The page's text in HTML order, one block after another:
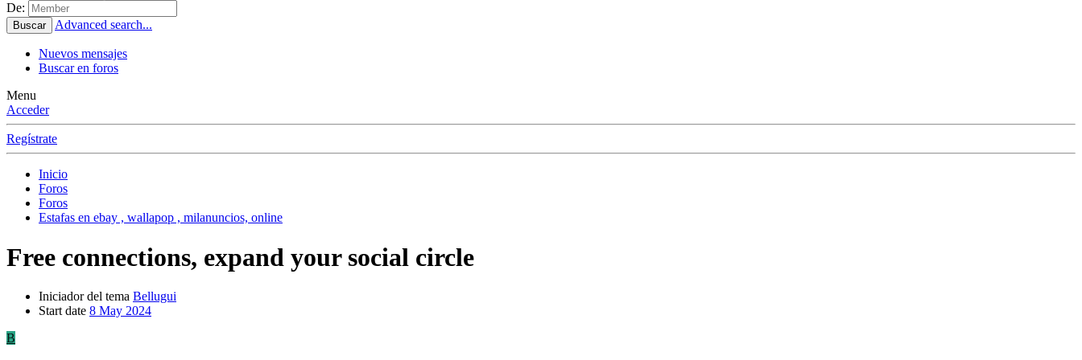
De:
Buscar Advanced search...
Nuevos mensajes
Buscar en foros
Menu
Acceder
Regístrate
Inicio
Foros
Foros
Estafas en ebay , wallapop , milanuncios, online
Free connections, expand your social circle
Iniciador del tema Bellugui
Start date 8 May 2024
B